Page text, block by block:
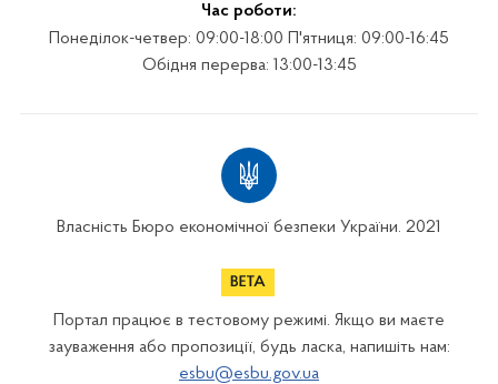
Час роботи:
Понеділок-четвер: 09:00-18:00 П'ятниця: 09:00-16:45
Обідня перерва: 13:00-13:45
Власність Бюро економічної безпеки України. 2021
Портал працює в тестовому режимі. Якщо ви маєте
зауваження або пропозиції, будь ласка, напишіть нам:
esbu@esbu.gov.ua